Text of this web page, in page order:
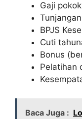
Gaji pokok
BPJS
Cuti
Bonus
Pelatihan
Baca Juga :